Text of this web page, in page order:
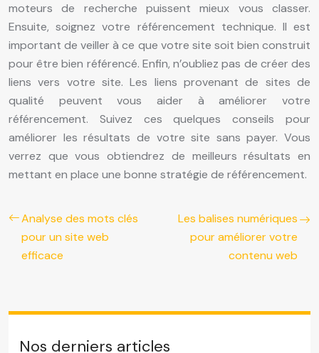
moteurs de recherche puissent mieux vous classer.
Ensuite, soignez votre référencement technique. Il est
important de veiller à ce que votre site soit bien construit
pour être bien référencé. Enfin, n’oubliez pas de créer des
liens vers votre site. Les liens provenant de sites de
qualité peuvent vous aider à améliorer votre
référencement. Suivez ces quelques conseils pour
améliorer les résultats de votre site sans payer. Vous
verrez que vous obtiendrez de meilleurs résultats en
mettant en place une bonne stratégie de référencement.
Analyse des mots clés
pour un site web
efficace
Les balises numériques
pour améliorer votre
contenu web
Nos derniers articles